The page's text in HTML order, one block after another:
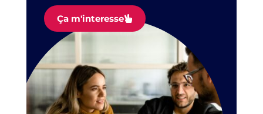
Ça m'interesse